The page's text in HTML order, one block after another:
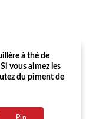
à thé de
vous aimez les
du piment de